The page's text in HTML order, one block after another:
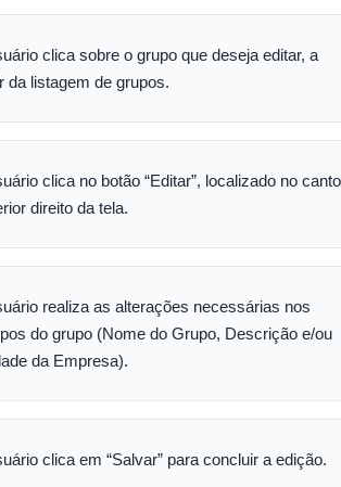
clica sobre o grupo que deseja editar, a
da listagem de grupos.
clica no botão “Editar”, localizado no canto
direito da tela.
realiza as alterações necessárias nos
do grupo (Nome do Grupo, Descrição e/ou
da Empresa).
clica em “Salvar” para concluir a edição.